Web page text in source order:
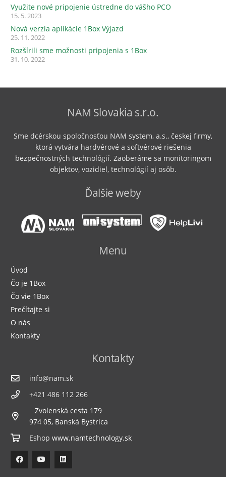
Využite nové pripojenie ústredne do vášho PCO
15. 5. 2023
Nová verzia aplikácie 1Box Výjazd
25. 11. 2022
Rozšírili sme možnosti pripojenia s 1Box
31. 10. 2022
NAM Slovakia s.r.o.
Sme dcérskou spoločnosťou NAM system, a.s., českej firmy,
ktorá vytvára hardvérové ​​a softvérové ​​riešenia
bezpečnostných technológií. Zaoberáme sa monitoringom
objektov, vozidiel, technológií aj osôb.
Ďalšie weby
Menu
Úvod
Čo je 1Box
Čo vie 1Box
Prečítajte si
O nás
Kontakty
Kontakty
info@nam.sk
+421 486 112 266
Zvolenská cesta 179
974 05, Banská Bystrica
Eshop www.namtechnology.sk